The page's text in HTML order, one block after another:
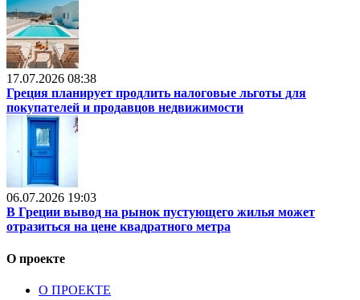
17.07.2026 08:38
Греция планирует продлить налоговые льготы для
покупателей и продавцов недвижимости
06.07.2026 19:03
В Греции вывод на рынок пустующего жилья может
отразиться на цене квадратного метра
О проекте
О ПРОЕКТЕ